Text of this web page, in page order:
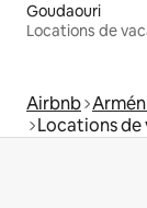
Goudaouri
Locations de
Airbnb
Locations de